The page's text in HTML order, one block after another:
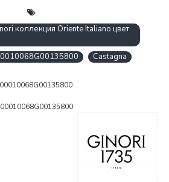
коллекция Oriente Italiano цвет
Castagna